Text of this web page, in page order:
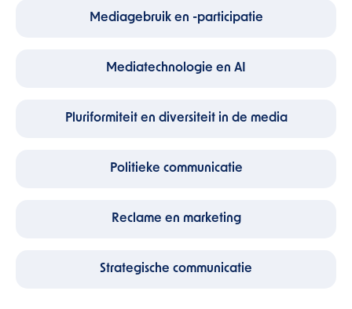
Mediagebruik en -participatie
Mediatechnologie en AI
Pluriformiteit en diversiteit in de media
Politieke communicatie
Reclame en marketing
Strategische communicatie